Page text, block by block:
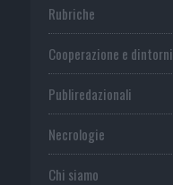
Rubriche
Cooperazione e dintorni
Publiredazionali
Necrologie
Chi siamo